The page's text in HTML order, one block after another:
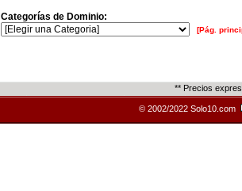
Categorías de Dominio:
[Pág.
** Precios
© 2002/2022 Solo10.com